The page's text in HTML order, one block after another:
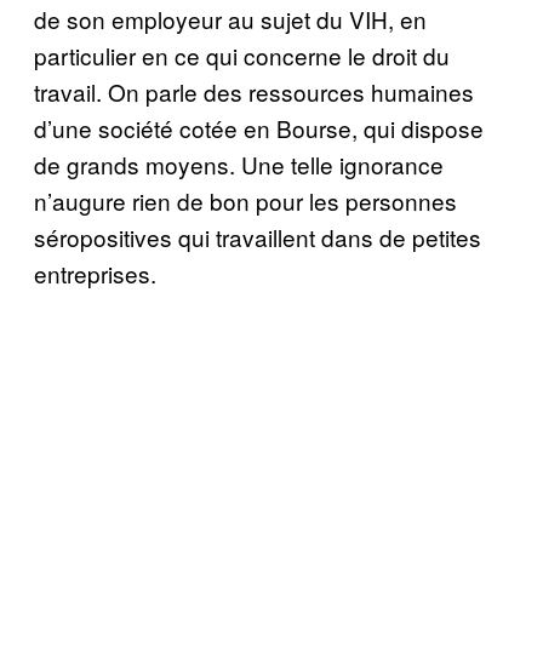
de son employeur au sujet du VIH, en
particulier en ce qui concerne le droit du
travail. On parle des ressources humaines
d’une société cotée en Bourse, qui dispose
de grands moyens. Une telle ignorance
n’augure rien de bon pour les personnes
séropositives qui travaillent dans de petites
entreprises.